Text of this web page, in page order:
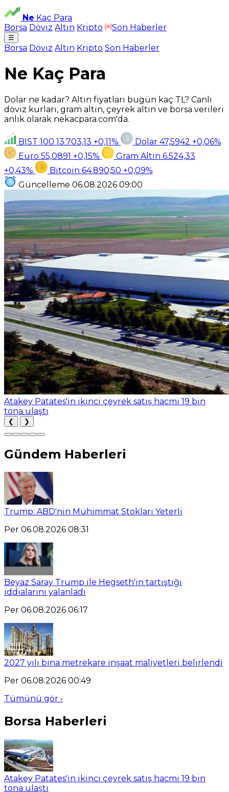
Ne Kaç Para
Borsa Döviz Altın Kripto Son Haberler
☰
Borsa Döviz Altın Kripto Son Haberler
Ne Kaç Para
Dolar ne kadar? Altın fiyatları bugün kaç TL? Canlı
döviz kurları, gram altın, çeyrek altın ve borsa verileri
anlık olarak nekacpara.com'da.
BIST 100 13.703,13 +0,11% Dolar 47,5942 +0,06%
Euro 55,0891 +0,15% Gram Altın 6.524,33
+0,43%
Bitcoin 64.890,50 +0,09%
Güncelleme 06.08.2026 09:00
Atakey Patates'in ikinci çeyrek satış hacmi 19 bin
tona ulaştı
❮ ❯
Gündem Haberleri
Trump: ABD'nin Mühimmat Stokları Yeterli
Per 06.08.2026 08:31
Beyaz Saray Trump ile Hegseth'in tartıştığı
iddialarını yalanladı
Per 06.08.2026 06:17
2027 yılı bina metrekare inşaat maliyetleri belirlendi
Per 06.08.2026 00:49
Tümünü gör ›
Borsa Haberleri
Atakey Patates'in ikinci çeyrek satış hacmi 19 bin
tona ulaştı